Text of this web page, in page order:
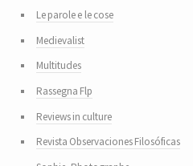
Le parole e le cose
Medievalist
Multitudes
Rassegna Flp
Reviews in culture
Revista Observaciones Filosóficas